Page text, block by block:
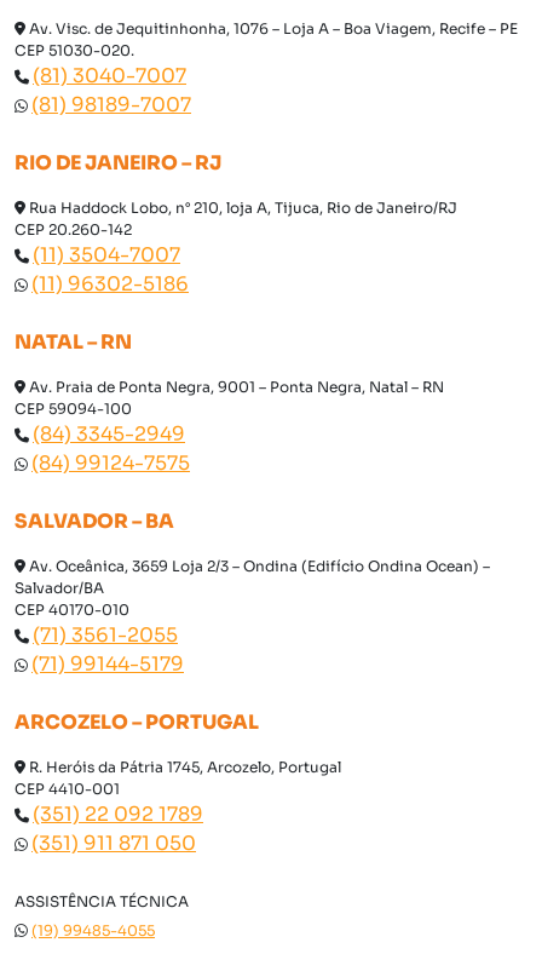
Av. Visc. de Jequitinhonha, 1076 – Loja A – Boa Viagem, Recife – PE
CEP 51030-020.
(81) 3040-7007
(81) 98189-7007
RIO DE JANEIRO – RJ
Rua Haddock Lobo, n° 210, loja A, Tijuca, Rio de Janeiro/RJ
CEP 20.260-142
(11) 3504-7007
(11) 96302-5186
NATAL – RN
Av. Praia de Ponta Negra, 9001 – Ponta Negra, Natal – RN
CEP 59094-100
(84) 3345-2949
(84) 99124-7575
SALVADOR – BA
Av. Oceânica, 3659 Loja 2/3 – Ondina (Edifício Ondina Ocean) –
Salvador/BA
CEP 40170-010
(71) 3561-2055
(71) 99144-5179
ARCOZELO – PORTUGAL
R. Heróis da Pátria 1745, Arcozelo, Portugal
CEP 4410-001
(351) 22 092 1789
(351) 911 871 050
ASSISTÊNCIA TÉCNICA
(19) 99485-4055